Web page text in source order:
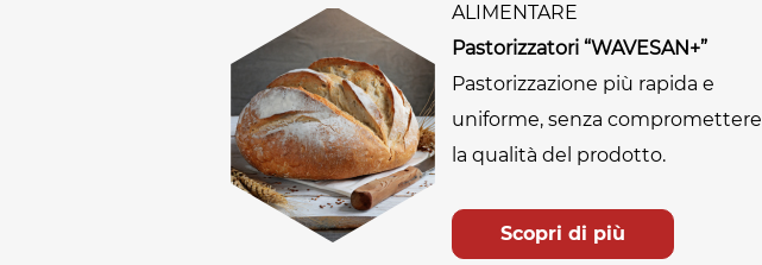
ALIMENTARE
Pastorizzatori “WAVESAN+”
Pastorizzazione più rapida e
uniforme, senza compromettere
la qualità del prodotto.
Scopri di più